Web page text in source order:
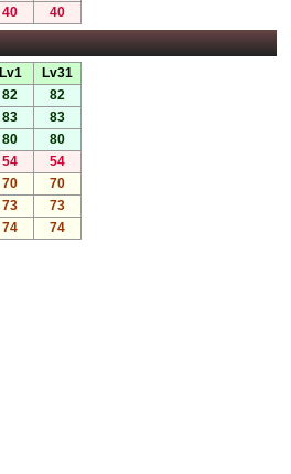
40 40
Lv1
Lv31
82
82
83
83
80
80
54
54
70
70
73
73
74 74